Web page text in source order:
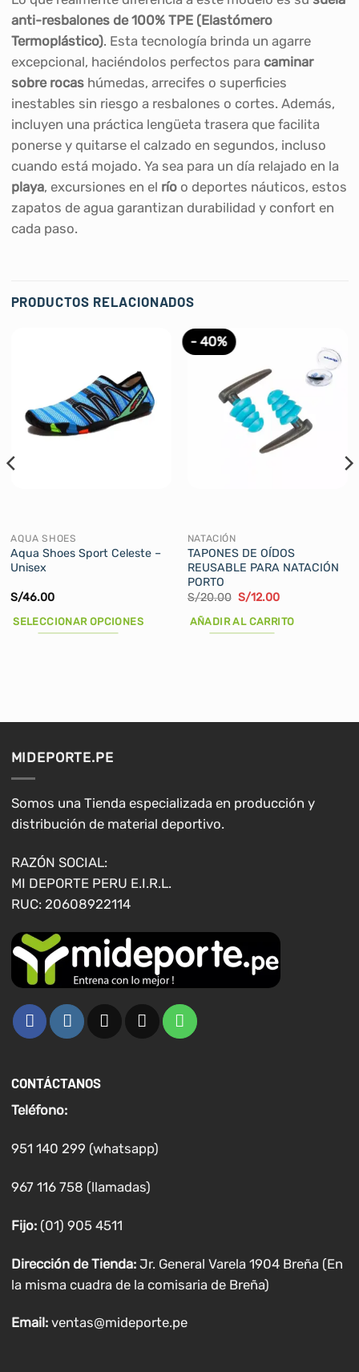
anti-resbalones de 100% TPE (Elastómero
Termoplástico). Esta tecnología brinda un agarre
excepcional, haciéndolos perfectos para caminar
sobre rocashúmedas, arrecifes o superficies
inestables sin riesgo a resbalones o cortes. Además,
incluyen una práctica lengüeta trasera que facilita
ponerse y quitarse el calzado en segundos, incluso
cuando está mojado. Ya sea para un día relajado en la
playa, excursiones en el ríoo deportes náuticos, estos
zapatos de agua garantizan durabilidad y confort en
cada paso.
PRODUCTOS RELACIONADOS
AQUA SHOES
Aqua Shoes Sport Celeste –
Unisex
S/46.00
SELECCIONAR OPCIONES
se
pueden
elegir
en
página
de
producto
- 40%
NATACIÓN
TAPONES DE OÍDOS
REUSABLE PARA NATACIÓN
PORTO
S/20.00 El
original
era:
S/12.00El
actual
AÑADIR AL CARRITO
MIDEPORTE.PE
Somos una Tienda especializada en producción y
distribución de material deportivo.
RAZÓN SOCIAL:
MI DEPORTE PERU E.I.R.L.
RUC: 20608922114
CONTÁCTANOS
Teléfono:
951 140 299 (whatsapp)
967 116 758 (llamadas)
Fijo:(01) 905 4511
Dirección de Tienda: Jr. General Varela 1904 Breña (En
la misma cuadra de la comisaria de Breña)
Email: ventas@mideporte.pe